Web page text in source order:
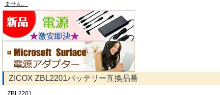
ません。
ZICOX ZBL2201バッテリー互換品番